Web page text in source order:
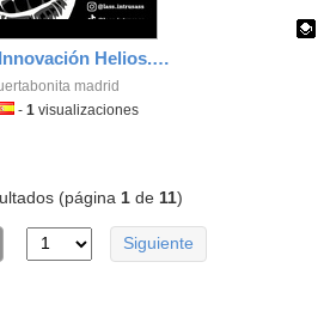
Proyecto de Innovación Helios. Concierto de Las Intrusas.
madrid
-1 visualizaciones
(página 1de 11)
Siguiente